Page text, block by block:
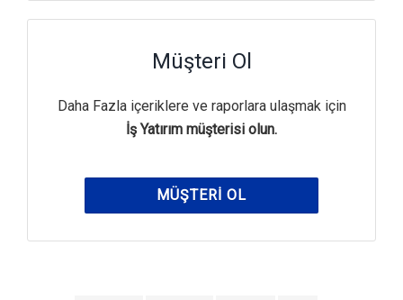
Müşteri Ol
Daha Fazla içeriklere ve raporlara ulaşmak için
İş Yatırım müşterisi olun.
MÜŞTERI OL